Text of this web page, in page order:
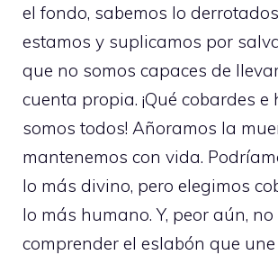
el fondo, sabemos lo
estamos y suplicamos por
que no somos capaces de
cuenta propia. ¡Qué cobardes
somos todos! Añoramos la
mantenemos con vida.
lo más divino, pero elegimos
lo más humano. Y, peor aún,
comprender el eslabón que